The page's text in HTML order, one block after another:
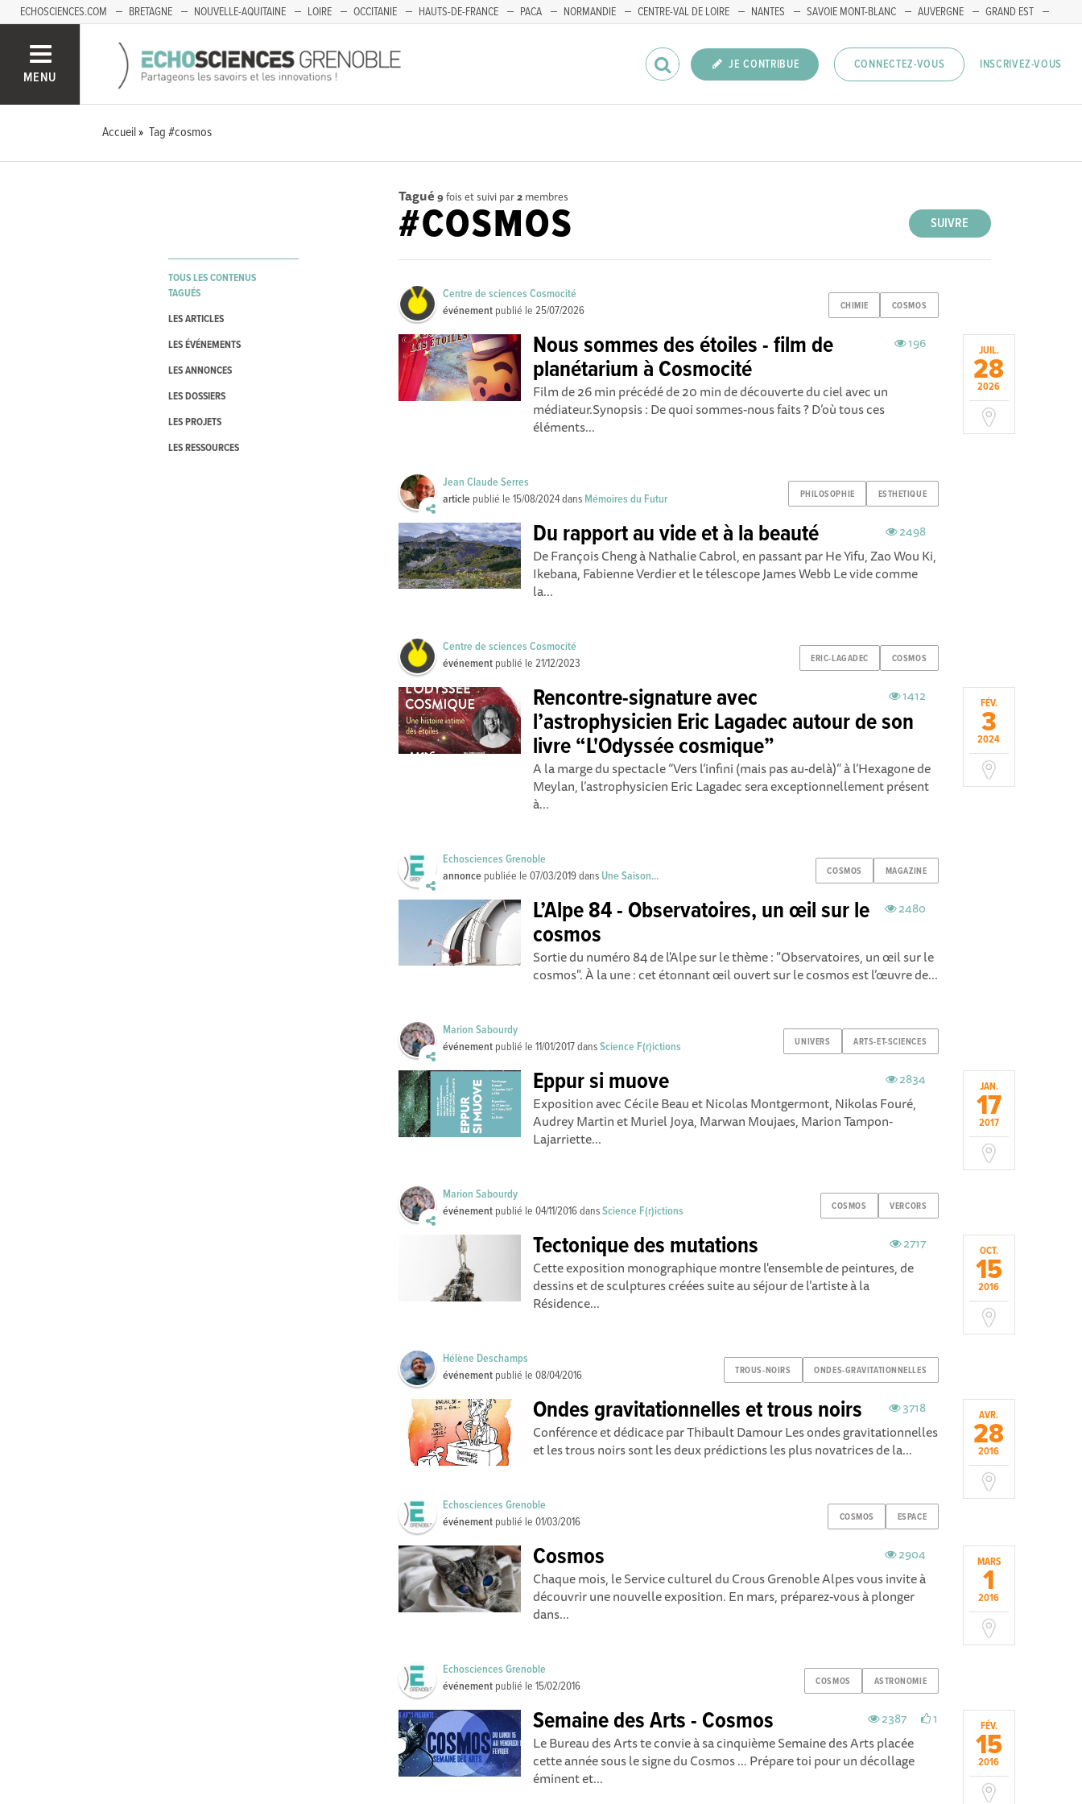
ECHOSCIENCES.COM BRETAGNE NOUVELLE-AQUITAINE LOIRE OCCITANIE HAUTS-DE-FRANCE PACA NORMANDIE CENTRE-VAL DE LOIRE NANTES SAVOIE MONT-BLANC AUVERGNE
GRAND EST
MENU
JE CONTRIBUE CONNECTEZ-VOUS INSCRIVEZ-VOUS
Accueil Tag #cosmos
TOUS LES CONTENUS
TAGUÉS
LES ARTICLES
LES ÉVÉNEMENTS
LES ANNONCES
LES DOSSIERS
LES PROJETS
LES RESSOURCES
Tagué 9 fois et suivi par2 membres
SUIVRE
#COSMOS
CHIMIE COSMOS
Centre de sciences Cosmocité
événement publié le25/07/2026
JUIL.
28
2026
196
Nous sommes des étoiles - film de
planétarium à Cosmocité
Film de 26 min précédé de 20 min de découverte du ciel avec un
médiateur.Synopsis : De quoi sommes-nous faits ? D’où tous ces
éléments...
PHILOSOPHIE ESTHETIQUE
Jean Claude Serres
article publié le15/08/2024dans Mémoires du Futur
2498
Du rapport au vide et à la beauté
De François Cheng à Nathalie Cabrol, en passant par He Yifu, Zao Wou Ki,
Ikebana, Fabienne Verdier et le télescope James Webb Le vide comme
la...
ERIC-LAGADEC COSMOS
Centre de sciences Cosmocité
événement publié le21/12/2023
FÉV.
3
2024
1412
Rencontre-signature avec
l’astrophysicien Eric Lagadec autour de son
livre “L'Odyssée cosmique”
A la marge du spectacle “Vers l’infini (mais pas au-delà)” à l’Hexagone de
Meylan, l’astrophysicien Eric Lagadec sera exceptionnellement présent
à...
COSMOS MAGAZINE
Echosciences Grenoble
annonce publiée le07/03/2019dans Une Saison...
2480
L’Alpe 84 - Observatoires, un œil sur le
cosmos
Sortie du numéro 84 de l'Alpe sur le thème : "Observatoires, un œil sur le
cosmos". À la une : cet étonnant œil ouvert sur le cosmos est l’œuvre de...
UNIVERS ARTS-ET-SCIENCES
Marion Sabourdy
événement publié le11/01/2017dansScience F(r)ictions
JAN.
17
2017
2834
Eppur si muove
Exposition avec Cécile Beau et Nicolas Montgermont, Nikolas Fouré,
Audrey Martin et Muriel Joya, Marwan Moujaes, Marion Tampon-
Lajarriette...
COSMOS VERCORS
Marion Sabourdy
événement publié le04/11/2016dansScience F(r)ictions
OCT.
15
2016
2717
Tectonique des mutations
Cette exposition monographique montre l'ensemble de peintures, de
dessins et de sculptures créées suite au séjour de l’artiste à la
Résidence...
TROUS-NOIRS ONDES-GRAVITATIONNELLES
Hélène Deschamps
événement publié le08/04/2016
AVR.
28
2016
3718
Ondes gravitationnelles et trous noirs
Conférence et dédicace par Thibault Damour Les ondes gravitationnelles
et les trous noirs sont les deux prédictions les plus novatrices de la...
COSMOS ESPACE
Echosciences Grenoble
événement publié le01/03/2016
MARS
1
2016
2904
Cosmos
Chaque mois, le Service culturel du Crous Grenoble Alpes vous invite à
découvrir une nouvelle exposition. En mars, préparez-vous à plonger
dans...
COSMOS ASTRONOMIE
Echosciences Grenoble
événement publié le15/02/2016
FÉV.
15
2016
2387 1
Semaine des Arts - Cosmos
Le Bureau des Arts te convie à sa cinquième Semaine des Arts placée
cette année sous le signe du Cosmos … Prépare toi pour un décollage
éminent et...